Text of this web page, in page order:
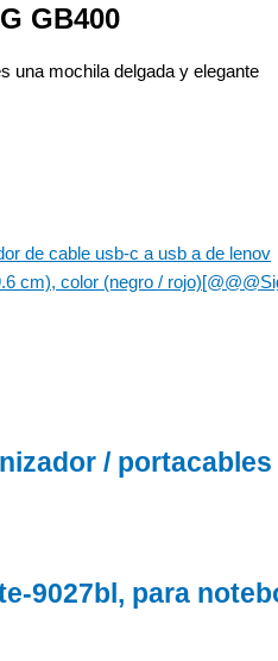
GB400
una mochila delgada y elegante
de cable usb-c a usb a de lenov
cm), color (negro / rojo)[@@@
/
9027bl, para